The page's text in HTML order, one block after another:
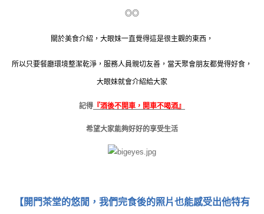
◎◎
關於美食介紹，大眼妹一直覺得這是很主觀的東西，
所以只要餐廳環境整潔乾淨，服務人員親切友善，當天聚會朋友都覺得好食，
大眼妹就會介紹給大家
記得 『酒後不開車，開車不喝酒』
希望大家能夠好好的享受生活
【​​​​​​​開門茶堂的悠閒，我們完食後的照片也能感受出他特有